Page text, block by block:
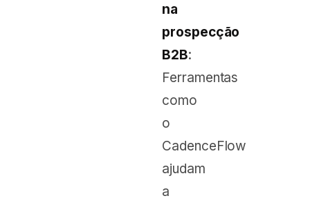
na
prospecção
B2B:
Ferramentas
como
o
CadenceFlow
ajudam
a